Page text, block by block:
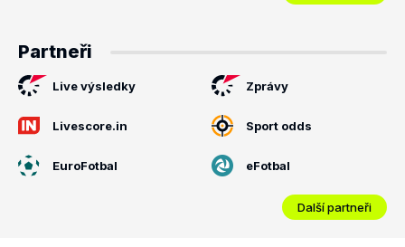
Partneři
Live výsledky Zprávy
Livescore.in Sport odds
EuroFotbal eFotbal
Další partneři